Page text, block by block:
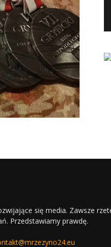
się media. Zawsze
Przedstawiamy prawdę.